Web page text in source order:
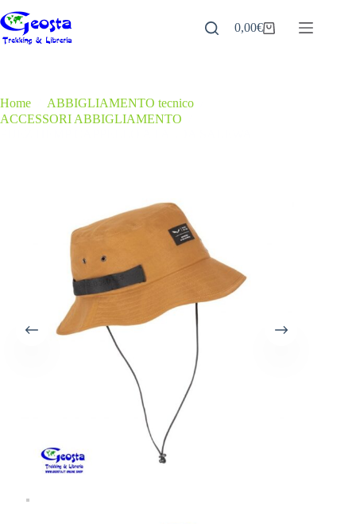
al
contenuto
Carrello
0,00€
Home ABBIGLIAMENTO tecnico
ACCESSORI ABBIGLIAMENTO